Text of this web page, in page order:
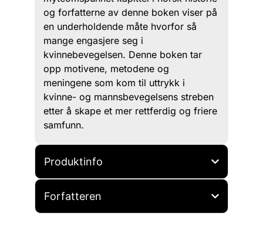
og forfatterne av denne boken viser på
en underholdende måte hvorfor så
mange engasjere seg i
kvinnebevegelsen. Denne boken tar
opp motivene, metodene og
meningene som kom til uttrykk i
kvinne- og mannsbevegelsens streben
etter å skape et mer rettferdig og friere
samfunn.
Produktinfo
Forfatteren